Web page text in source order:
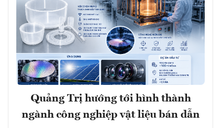
Quảng Trị hướng tới hình thành
ngành công nghiệp vật liệu bán dẫn